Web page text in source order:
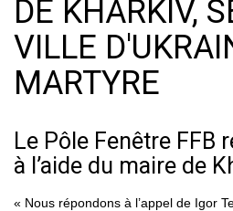
DE KHARKIV,
VILLE
MARTYRE
Le Pôle Fenêtre FFB
à l’aide du maire de
« Nous répondons à l’appel de Igor